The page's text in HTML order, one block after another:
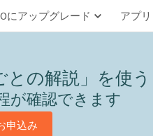
にアップグレード アプリ
の解説」を使う
が確認できます
申込み